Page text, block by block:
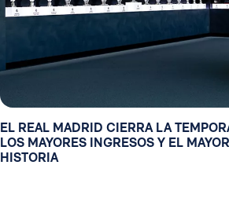
EL REAL MADRID CIERRA LA
LOS MAYORES INGRESOS Y EL
HISTORIA